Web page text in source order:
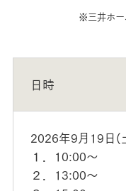
※三井ホー
日時
2026年9月19日(
１．10:00～
２．13:00～